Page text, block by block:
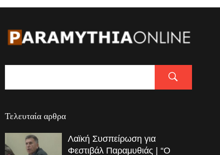
Τελευταία αρθρα
Λαϊκή Συσπείρωση για
Φεστιβάλ Παραμυθιάς | “Ο